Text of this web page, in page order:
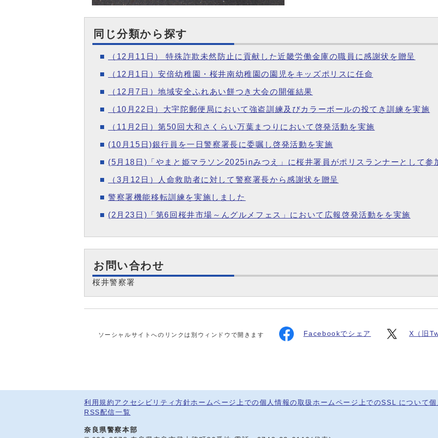
同じ分類から探す
（12月11日） 特殊詐欺未然防止に貢献した近畿労働金庫の職員に感謝状を贈呈
（12月1日）安倍幼稚園・桜井南幼稚園の園児をキッズポリスに任命
（12月7日）地域安全ふれあい餅つき大会の開催結果
（10月22日）大宇陀郵便局において強盗訓練及びカラーボールの投てき訓練を実施
（11月2日）第50回大和さくらい万葉まつりにおいて啓発活動を実施
(10月15日)銀行員を一日警察署長に委嘱し啓発活動を実施
(5月18日)「やまと姫マラソン2025inみつえ」に桜井署員がポリスランナーとして参
（3月12日）人命救助者に対して警察署長から感謝状を贈呈
警察署機能移転訓練を実施しました
(2月23日)「第6回桜井市場～んグルメフェス」において広報啓発活動をを実施
お問い合わせ
桜井警察署
ソーシャルサイトへのリンクは別ウィンドウで開きます Facebookでシェア X（旧
利用規約 アクセシビリティ方針ホームページ上での個人情報の取扱 ホームページ上でのSSL について
RSS配信一覧
奈良県警察本部